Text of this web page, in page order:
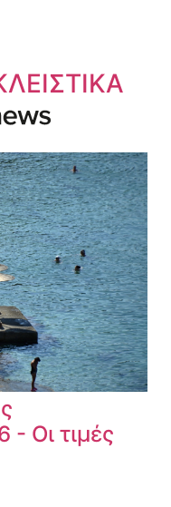
Οι τιμές